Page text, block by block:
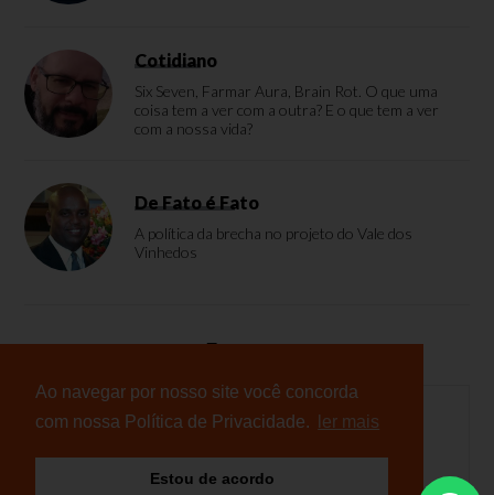
Ao navegar por nosso site você concorda
com nossa Política de Privacidade.
ler mais
Estou de acordo
Cotidiano
Six Seven, Farmar Aura, Brain Rot. O que uma
coisa tem a ver com a outra? E o que tem a ver
com a nossa vida?
De Fato é Fato
A política da brecha no projeto do Vale dos
Vinhedos
Enquete